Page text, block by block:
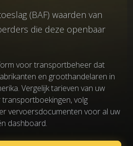
(BAF) waarden van
die deze openbaar
voor transportbeheer dat
en groothandelaren in
Vergelijk tarieven van uw
volg
vervoersdocumenten voor al uw
dashboard.